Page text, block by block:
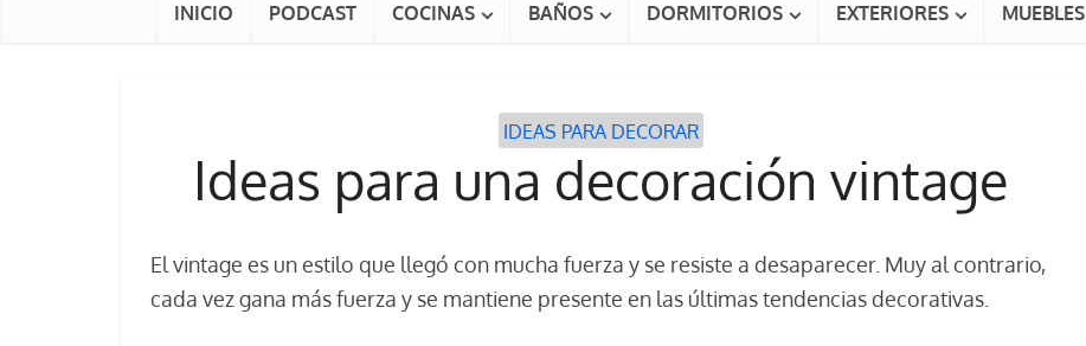
INICIO PODCAST COCINAS BAÑOS DORMITORIOS EXTERIORES MUEBLES
IDEAS PARA DECORAR
Ideas para una decoración vintage
El vintage es un estilo que llegó con mucha fuerza y se resiste a desaparecer. Muy al contrario,
cada vez gana más fuerza y se mantiene presente en las últimas tendencias decorativas.